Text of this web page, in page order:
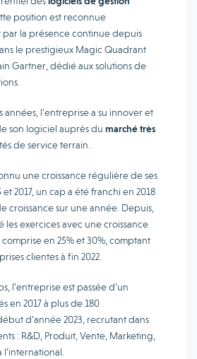
position est reconnue
la présence continue depuis
le prestigieux Magic Quadrant
Gartner, dédié aux solutions de
années, l’entreprise a su innover et
son logiciel auprès du marché très
de service terrain.
une croissance régulière de ses
2017, un cap a été franchi en 2018
croissance sur une année. Depuis,
les exercices avec une croissance
en 25% et 30%, comptant
clientes à fin 2022.
l’entreprise est passée d’un
en 2017 à plus de 180
d’année 2023, recrutant dans
: R&D, Produit, Vente, Marketing,